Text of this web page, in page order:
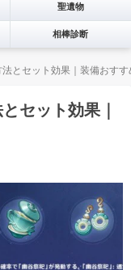
聖遺物
相棒診断
とセット効果｜装備おすす
セット効果｜